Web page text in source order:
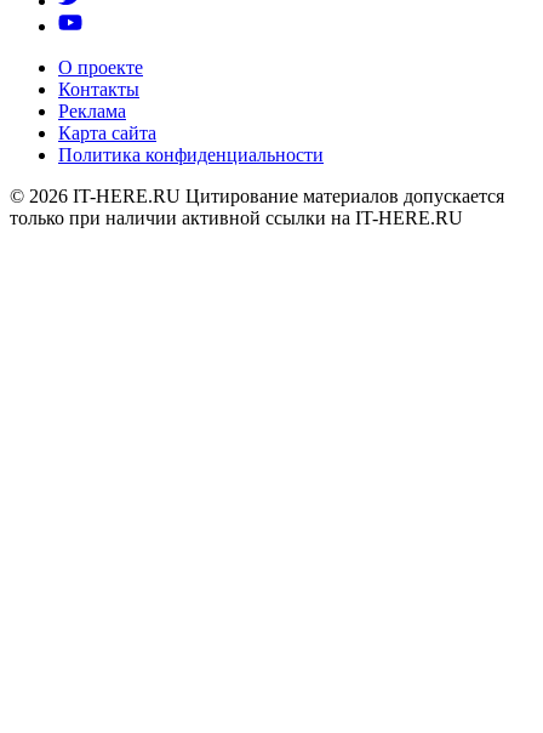
О проекте
Контакты
Реклама
Карта сайта
Политика конфиденциальности
© 2026 IT-HERE.RU Цитирование материалов допускается
только при наличии активной ссылки на IT-HERE.RU